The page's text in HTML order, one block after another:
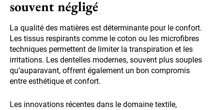
souvent négligé
La qualité des matières est déterminante pour le confort.
Les tissus respirants comme le coton ou les microfibres
techniques permettent de limiter la transpiration et les
irritations. Les dentelles modernes, souvent plus souples
qu’auparavant, offrent également un bon compromis
entre esthétique et confort.
Les innovations récentes dans le domaine textile,